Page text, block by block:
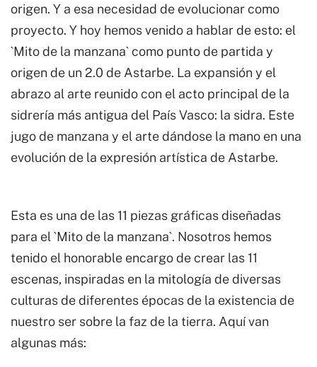
origen. Y a esa necesidad de evolucionar como
proyecto. Y hoy hemos venido a hablar de esto: el
`Mito de la manzana` como punto de partida y
origen de un 2.0 de Astarbe. La expansión y el
abrazo al arte reunido con el acto principal de la
sidrería más antigua del País Vasco: la sidra. Este
jugo de manzana y el arte dándose la mano en una
evolución de la expresión artística de Astarbe.
Esta es una de las 11 piezas gráficas diseñadas
para el `Mito de la manzana`. Nosotros hemos
tenido el honorable encargo de crear las 11
escenas, inspiradas en la mitología de diversas
culturas de diferentes épocas de la existencia de
nuestro ser sobre la faz de la tierra. Aquí van
algunas más: